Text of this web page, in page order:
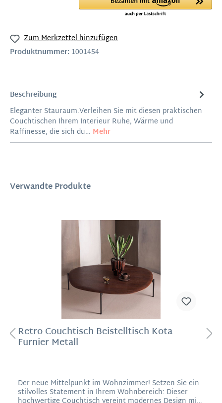
Zum Merkzettel hinzufügen
Produktnummer: 1001454
Beschreibung
Eleganter Stauraum.Verleihen Sie mit diesen praktischen
Couchtischen Ihrem Interieur Ruhe, Wärme und
Raffinesse, die sich du… Mehr
Verwandte Produkte
Retro Couchtisch Beistelltisch Kota
Furnier Metall
Der neue Mittelpunkt im Wohnzimmer! Setzen Sie ein
stilvolles Statement in Ihrem Wohnbereich: Dieser